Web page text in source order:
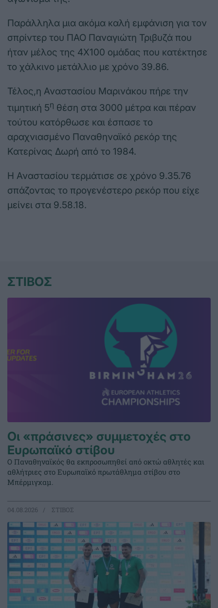
Παράλληλα μια ακόμα καλή εμφάνιση για τον
σπρίντερ του ΠΑΟ Παναγιώτη Τριβυζά που
ήταν μέλος της 4Χ100 ομάδας που κατέκτησε
το χάλκινο μετάλλιο με χρόνο 39.86.
Τέλος,η Αναστασίου Μαρινάκου πήρε την
τιμητική 5η θέση στα 3000 μέτρα και πέραν
τούτου κατόρθωσε και έσπασε το
αραχνιασμένο Παναθηναϊκό ρεκόρ της
Κατερίνας Δωρή από το 1984.
Η Αναστασίου τερμάτισε σε χρόνο 9.35.76
σπάζοντας το προγενέστερο ρεκόρ που είχε
μείνει στα 9.58.18.
ΣΤΙΒΟΣ
Οι «πράσινες» συμμετοχές στο
Ευρωπαϊκό στίβου
Ο Παναθηναϊκός θα εκπροσωπηθεί από οκτώ αθλητές και
αθλήτριες στο Ευρωπαϊκό πρωτάθλημα στίβου στο
Μπέρμιγχαμ.
04.08.2026 ΣΤΙΒΟΣ